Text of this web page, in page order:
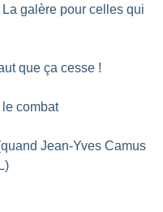
galère pour celles qui
que ça cesse !
combat
Jean-Yves Camus